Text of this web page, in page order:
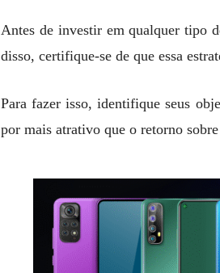
Antes de investir em qualquer tipo
disso, certifique-se de que essa
Para fazer isso, identifique seus
por mais atrativo que o retorno